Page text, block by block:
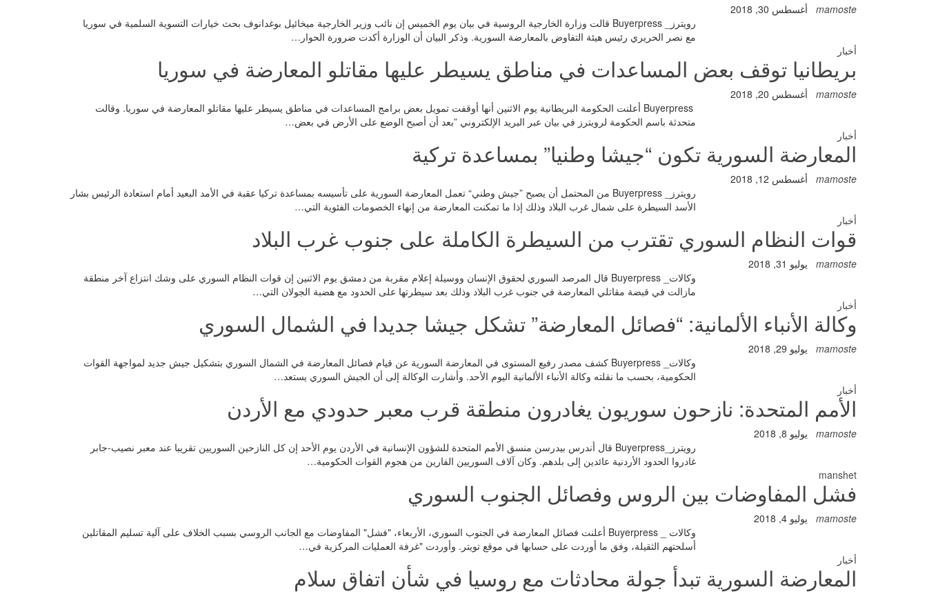
mamoste
أغسطس 30, 2018
رويترز_ Buyerpress قالت وزارة الخارجية الروسية في بيان يوم الخميس إن نائب وزير الخارجية ميخائيل بوغدانوف بحث خيارات التسوية السلمية في سوريا
مع نصر الحريري رئيس هيئة التفاوض بالمعارضة السورية. وذكر البيان أن الوزارة أكدت ضرورة الحوار…
أخبار
بريطانيا توقف بعض المساعدات في مناطق يسيطر عليها مقاتلو المعارضة في سوريا
mamoste
أغسطس 20, 2018
Buyerpress أعلنت الحكومة البريطانية يوم الاثنين أنها أوقفت تمويل بعض برامج المساعدات في مناطق يسيطر عليها مقاتلو المعارضة في سوريا. وقالت
متحدثة باسم الحكومة لرويترز في بيان عبر البريد الإلكتروني ”بعد أن أصبح الوضع على الأرض في بعض…
أخبار
المعارضة السورية تكون “جيشا وطنيا” بمساعدة تركية
mamoste
أغسطس 12, 2018
رويترز_ Buyerpress من المحتمل أن يصبح ”جيش وطني“ تعمل المعارضة السورية على تأسيسه بمساعدة تركيا عقبة في الأمد البعيد أمام استعادة الرئيس بشار
الأسد السيطرة على شمال غرب البلاد وذلك إذا ما تمكنت المعارضة من إنهاء الخصومات الفئوية التي…
أخبار
قوات النظام السوري تقترب من السيطرة الكاملة على جنوب غرب البلاد
mamoste
يوليو 31, 2018
وكالات_ Buyerpress قال المرصد السوري لحقوق الإنسان ووسيلة إعلام مقربة من دمشق يوم الاثنين إن قوات النظام السوري على وشك انتزاع آخر منطقة
مازالت في قبضة مقاتلي المعارضة في جنوب غرب البلاد وذلك بعد سيطرتها على الحدود مع هضبة الجولان التي…
أخبار
وكالة الأنباء الألمانية: “فصائل المعارضة” تشكل جيشا جديدا في الشمال السوري
mamoste
يوليو 29, 2018
وكالات_ Buyerpress كشف مصدر رفيع المستوى في المعارضة السورية عن قيام فصائل المعارضة في الشمال السوري بتشكيل جيش جديد لمواجهة القوات
الحكومية، بحسب ما نقلته وكالة الأنباء الألمانية اليوم الأحد. وأشارت الوكالة إلى أن الجيش السوري يستعد…
أخبار
الأمم المتحدة: نازحون سوريون يغادرون منطقة قرب معبر حدودي مع الأردن
mamoste
يوليو 8, 2018
رويترز_Buyerpress قال أندرس بيدرسن منسق الأمم المتحدة للشؤون الإنسانية في الأردن يوم الأحد إن كل النازحين السوريين تقريبا عند معبر نصيب-جابر
غادروا الحدود الأردنية عائدين إلى بلدهم. وكان آلاف السوريين الفارين من هجوم القوات الحكومية…
manshet
فشل المفاوضات بين الروس وفصائل الجنوب السوري
mamoste
يوليو 4, 2018
وكالات _ Buyerpress أعلنت فصائل المعارضة في الجنوب السوري، الأربعاء، "فشل" المفاوضات مع الجانب الروسي بسبب الخلاف على آلية تسليم المقاتلين
أسلحتهم الثقيلة، وفق ما أوردت على حسابها في موقع تويتر. وأوردت "غرفة العمليات المركزية في…
أخبار
المعارضة السورية تبدأ جولة محادثات مع روسيا في شأن اتفاق سلام